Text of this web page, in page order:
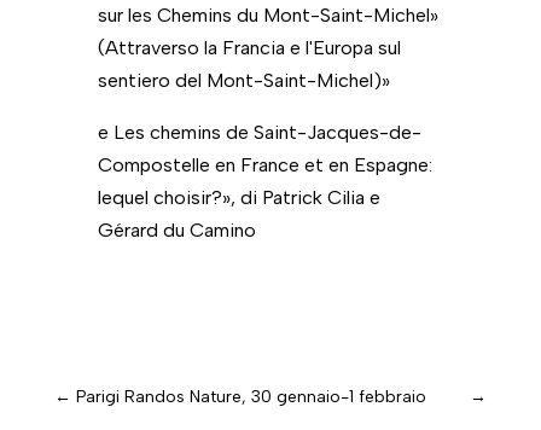
sur les Chemins du Mont-Saint-Michel»
(Attraverso la Francia e l'Europa sul
sentiero del Mont-Saint-Michel)»
e Les chemins de Saint-Jacques-de-
Compostelle en France et en Espagne:
lequel choisir?», di Patrick Cilia e
Gérard du Camino
← Parigi Randos Nature, 30 gennaio-1 febbraio →